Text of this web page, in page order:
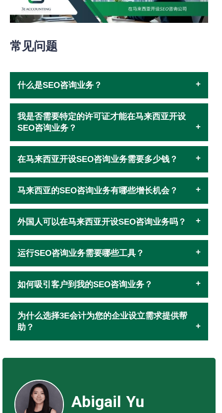
常见问题
什么是SEO咨询业务？
我是否需要特定的许可证才能在马来西亚开设
SEO咨询业务？
在马来西亚开设SEO咨询业务需要多少钱？
马来西亚的SEO咨询业务有哪些增长机会？
外国人可以在马来西亚开设SEO咨询业务吗？
运行SEO咨询业务需要哪些工具？
如何吸引客户到我的SEO咨询业务？
为什么选择3E会计为您的企业设立需求提供帮
助？
Abigail Yu